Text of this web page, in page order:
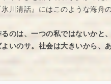
川清話』にはこのような海舟
のは、一つの私ではないかと
いのサ。社会は大きいから、